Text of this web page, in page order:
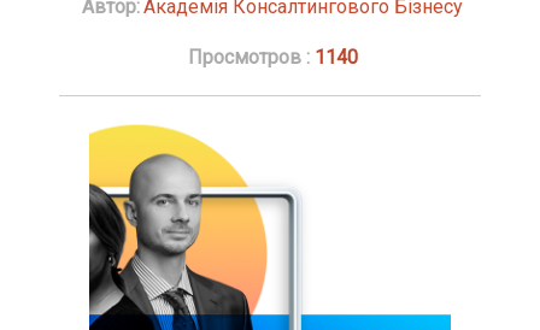
Автор:Академія Консалтингового Бізнесу
Просмотров : 1140